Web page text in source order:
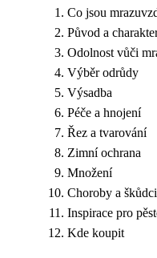
Co jsou
Původ a
Odolnost vůči
Výběr odrůdy
Výsadba
Péče a hnojení
Řez a tvarování
Zimní ochrana
Množení
Choroby a škůdci
Inspirace pro
Kde koupit